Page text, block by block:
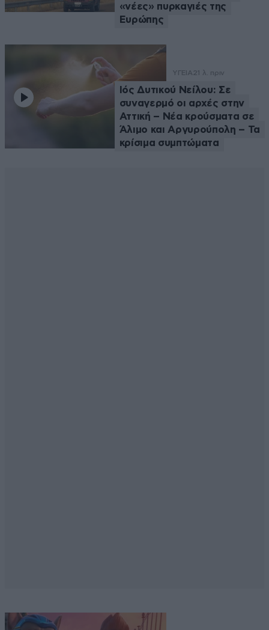
«νέες» πυρκαγιές της
Ευρώπης
ΥΓΕΙΑ21 λ. πριν
Ιός Δυτικού Νείλου: Σε
συναγερμό οι αρχές στην
Αττική – Νέα κρούσματα σε
Άλιμο και Αργυρούπολη – Τα
κρίσιμα συμπτώματα